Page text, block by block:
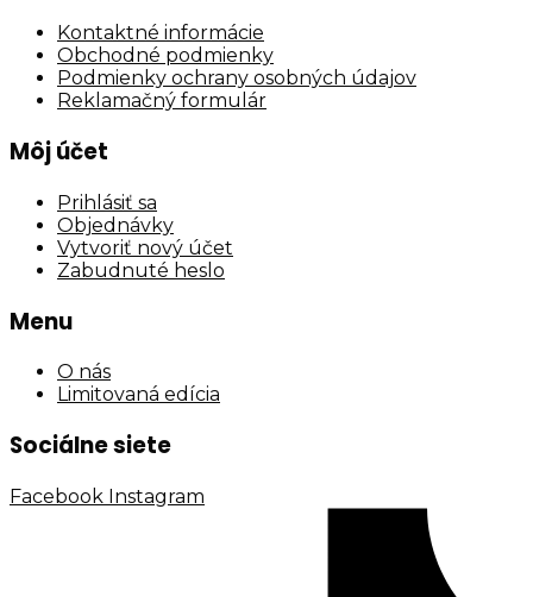
Kontaktné informácie
Obchodné podmienky
Podmienky ochrany osobných údajov
Reklamačný formulár
Môj účet
Prihlásiť sa
Objednávky
Vytvoriť nový účet
Zabudnuté heslo
Menu
O nás
Limitovaná edícia
Sociálne siete
Facebook Instagram